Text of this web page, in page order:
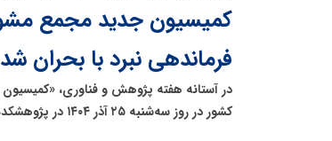
کمیسیون جدید مجمع
فرماندهی نبرد با بحران شد
در آستانه هفته پژوهش و فناوری،
کشور در روز سه‌شنبه ۲۵ آذر ۱۴۰۴ در پژوهشکده سوانح طبیعی به طور رسمی آغاز به کار کرد.